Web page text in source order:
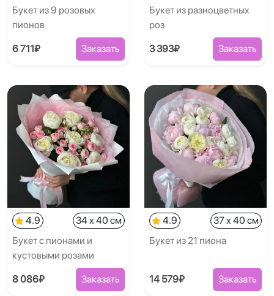
Букет из 9 розовых
пионов
6 711₽ Заказать
Букет из разноцветных
роз
3 393₽ Заказать
4.9
34 x 40 см
Букет с пионами и
кустовыми розами
8 086₽ Заказать
4.9
37 x 40 см
Букет из 21 пиона
14 579₽ Заказать